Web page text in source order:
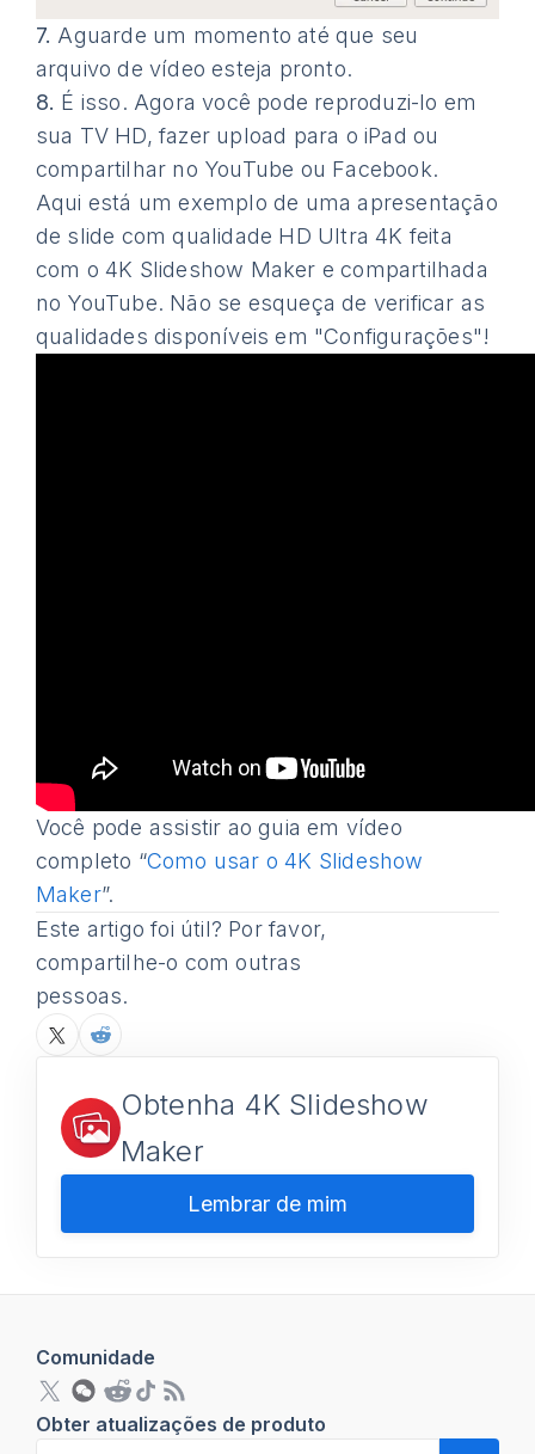
7. Aguarde um momento até que seu
arquivo de vídeo esteja pronto.
8. É isso. Agora você pode reproduzi-lo em
sua TV HD, fazer upload para o iPad ou
compartilhar no YouTube ou Facebook.
Aqui está um exemplo de uma apresentação
de slide com qualidade HD Ultra 4K feita
com o 4K Slideshow Maker e compartilhada
no YouTube. Não se esqueça de verificar as
qualidades disponíveis em "Configurações"!
Você pode assistir ao guia em vídeo
completo “Como usar o 4K Slideshow
Maker”.
Este artigo foi útil? Por favor,
compartilhe-o com outras
pessoas.
Obtenha 4K Slideshow
Maker
Lembrar de mim
Comunidade
Obter atualizações de produto